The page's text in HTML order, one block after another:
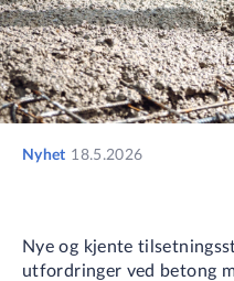
MasterRoc MP 230
MasterRoc MP 320
Nyhet 18.5.2026
Nye og kjente
utfordringer ved betong